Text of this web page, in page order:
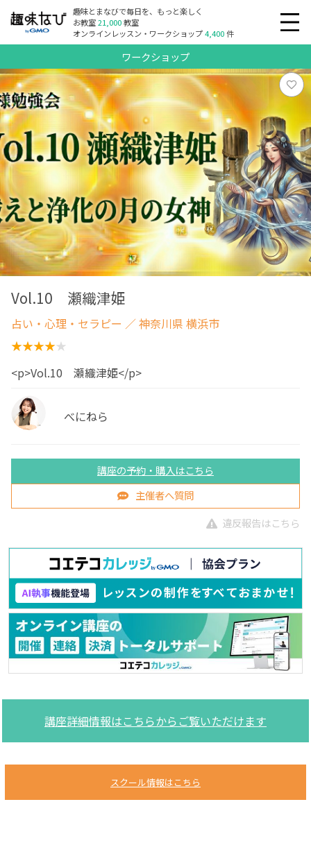
趣味とまなびで毎日を、もっと楽しく
お教室21,000教室
オンラインレッスン・ワークショップ4,400件
ワークショップ
Vol.10 瀬織津姫
占い・心理・セラピー ／ 神奈川県 横浜市
<p>Vol.10 瀬織津姫</p>
べにねら
講座の予約・購入はこちら
主催者へ質問
違反報告はこちら
講座詳細情報はこちらからご覧いただけます
スクール情報はこちら